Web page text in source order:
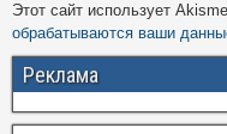
Этот сайт использует
обрабатываются ваши
Реклама